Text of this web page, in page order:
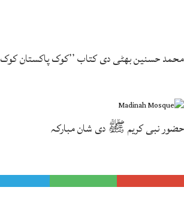
محمد حسنین بھٹی دی کتاب ’’کوک پاکستان
حضور نبی کریم ﷺ دی شان مبارکہ